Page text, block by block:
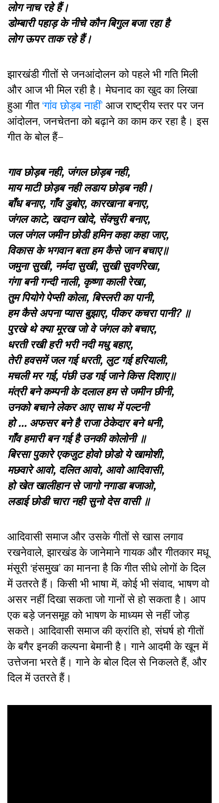
लोग नाच रहे हैं।
डोम्बारी पहाड़ के नीचे कौन बिगुल बजा रहा है
लोग ऊपर ताक रहे हैं।
झारखंडी गीतों से जनआंदोलन को पहले भी गति मिली
और आज भी मिल रही है। मेघनाद का खुद का लिखा
हुआ गीत ‘गांव छोड़ब नाहीं’ आज राष्ट्रीय स्तर पर जन
आंदोलन,जनचेतना को बढ़ाने का काम कर रहा है। इस
गीत के बोल हैं–
गाव छोड़ब नही, जंगल छोड़ब नही,
माय माटी छोड़ब नही लडाय छोड़ब नही।
बाँध बनाए, गाँव डुबोए, कारखाना बनाए,
जंगल काटे, खदान खोदे, सेंक्चुरी बनाए,
जल जंगल जमीन छोडी हमिन कहा कहा जाए,
विकास के भगवान बता हम कैसे जान बचाए॥
जमुना सुखी, नर्मदा सुखी, सुखी सुवर्णरेखा,
गंगा बनी गन्दी नाली, कृष्णा काली रेखा,
तुम पियोगे पेप्सी कोला, बिस्लरी का पानी,
हम कैसे अपना प्यास बुझाए, पीकर कचरा पानी? ॥
पुरखे थे क्या मूरख जो वे जंगल को बचाए,
धरती रखी हरी भरी नदी मधु बहाए,
तेरी हवसमें जल गई धरती, लुट गई हरियाली,
मचली मर गई, पंछी उड गई जाने किस दिशाए॥
मंत्री बने कम्पनी के दलाल हम से जमीन छीनी,
उनको बचाने लेकर आए साथ में पल्टनी
हो… अफसर बने है राजा ठेकेदार बने धनी,
गाँव हमारी बन गई है उनकी कोलोनी ॥
बिरसा पुकारे एकजुट होवो छोडो ये खामोशी,
मछवारे आवो, दलित आवो, आवो आदिवासी,
हो खेत खालीहान से जागो नगाडा बजाओ,
लडाई छोडी चारा नही सुनो देस वासी ॥
आदिवासी समाज और उसके गीतों से खास लगाव
रखनेवाले, झारखंड के जानेमाने गायक और गीतकार मधू
मंसूरी ‘हंसमुख’का मानना है कि गीत सीधे लोगों के दिल
में उतरते हैं। किसी भी भाषा में, कोई भी संवाद, भाषण वो
असर नहीं दिखा सकता जो गानों से हो सकता है। आप
एक बड़े जनसमूह को भाषण के माध्यम से नहीं जोड़
सकते। आदिवासी समाज की क्रांति हो, संघर्ष हो गीतों
के बगैर इनकी कल्पना बेमानी है। गाने आदमी के खून में
उत्तेजना भरते हैं। गाने के बोल दिल से निकलते हैं, और
दिल में उतरते हैं।